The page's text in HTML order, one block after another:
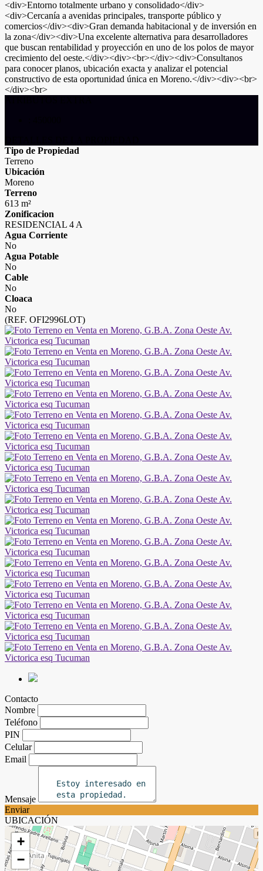
<div>Entorno totalmente urbano y consolidado</div>
<div>Cercanía a avenidas principales, transporte público y
comercios</div><div>Gran demanda habitacional y de inversión en
la zona</div><div>Una excelente alternativa para desarrolladores
que buscan rentabilidad y proyección en uno de los polos de mayor
crecimiento del oeste.</div><div><br></div><div>Consultanos
para conocer planos, ubicación exacta y analizar el potencial
constructivo de esta oportunidad única en Moreno.</div><div><br>
</div><br>
Tipo de Propiedad
Terreno
Ubicación
Moreno
Terreno
613 m²
Zonificacion
RESIDENCIAL 4 A
Agua Corriente
No
Agua Potable
No
Cable
No
Cloaca
No
(REF. OFI2996LOT)
Contacto
Nombre
Teléfono
PIN
Celular
Email
Mensaje
Enviar
UBICACIÓN
+
−